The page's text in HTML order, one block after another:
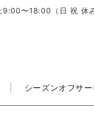
9:00〜18:00（日 祝 休
シーズンオフサー